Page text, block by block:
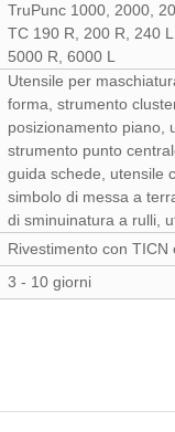
TruPunc 1000, 2000,
TC 190 R, 200 R, 240
5000 R, 6000 L
Utensile per
forma, strumento
posizionamento piano,
strumento punto
guida schede, utensile
simbolo di messa a
di sminuinatura a rulli,
Rivestimento con TICN
3 - 10 giorni